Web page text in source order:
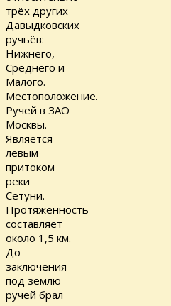
трёх других
Давыдковских
ручьёв:
Нижнего,
Среднего и
Малого.
Местоположение.
Ручей в ЗАО
Москвы.
Является
левым
притоком
реки
Сетуни.
Протяжённость
составляет
около 1,5 км.
До
заключения
под землю
ручей брал